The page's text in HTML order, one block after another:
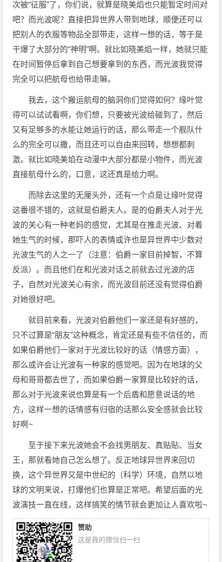
次被“征服”了，你们说，就算是晓美焰也只能暂定时间对
吧？而光波呢？直接把异世界人带到地球，顺便还可以
把别人的衣服等物品全部带走，这样一想的话，等于是
干爆了大部分的“神明”啊。就比如晓美焰一样，她就只能
在时间暂停后拿到自己想要拿到的东西，而光波我觉得
完全可以把航母也给带走嘛。
我去，这个搬运航母的脑洞你们觉得如何？缘叶觉
得可以试试看啊，你们想，只要被光波给碰到了，然后
又有足够多的水能让她运行的话，那么带走一个舰队什
么的完全可以撒，而且还可以自由来回转，想想都刺
激。就比如晓美焰在动漫中大部分都是小物件，而光波
直接航母什么的，口意，这还真是给力啊。
而除去这里的无厘头外，还有一个点是让缘叶觉得
这番很不错的，这就是伯爵夫人。是的伯爵夫人对于光
波的关心有一种老妈的感觉，尤其是在推走光波、对着
她生气的时候，那吓人的表情或许也是异世界中少数对
光波生气的人之一了（注意：伯爵一家目前掉智，不算
反派）。而且他们在和光波对话之前就去过光波的店
子，自然对光波关心有余，而光波目前还没有觉得伯爵
对她很好吧。
就目前来看，光波对伯爵他们一家还是有好感的，
只不过算是“朋友”这种概念，肯定还是有些不信任的，而
如果伯爵他们一家对于光波比较好的话（情感方面），
那么或许会让光波有一种家的感觉吧。因为在地球的父
母和哥哥都去世了，而如果伯爵一家算是比较好的话，
那么对于光波来说也算是有一个后盾和愿意说话的地
方，这样一想的话情感有归宿的话那么安全感就会比较
好啊~
至于接下来光波她会不会找男朋友、真贴贴、当女
王，那就看她自己怎么想了。反正地球异世界来回切
换，这个异世界又是中世纪的（科学）环境，自然以地
球的文明来说，打爆他们也算是正常吧。希望后面的光
波演技一直在线，这样搞笑的情节就会更加让人喜欢啦~
赞助
这是我的微信扫一扫